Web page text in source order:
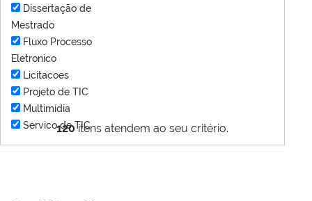
120itens atendem ao seu critério.
Dissertação de
Mestrado
Fluxo Processo
Eletronico
Licitacoes
Projeto de TIC
Multimídia
Servico de TIC